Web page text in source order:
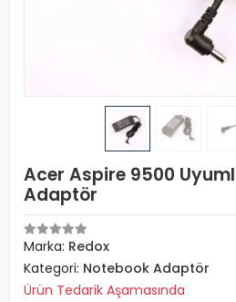
Acer Aspire 9500
Adaptör
Marka: Redox
Kategori: Notebook Adaptör
Ürün Tedarik Aşamasında